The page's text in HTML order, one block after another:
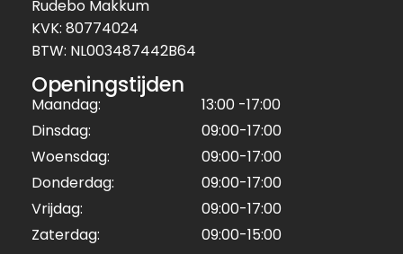
Rudebo Makkum
KVK: 80774024
BTW: NL003487442B64
Openingstijden
Maandag:
13:00 -17:00
Dinsdag:
09:00-17:00
Woensdag:
09:00-17:00
Donderdag:
09:00-17:00
Vrijdag:
09:00-17:00
Zaterdag:
09:00-15:00